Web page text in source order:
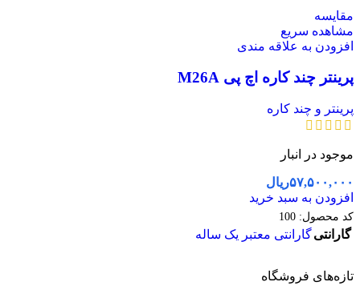
مقایسه
مشاهده سریع
افزودن به علاقه مندی
پرینتر چند کاره اچ پی M26A
پرینتر و چند کاره
موجود در انبار
۵۷,۵۰۰,۰۰۰ریال
افزودن به سبد خرید
کد محصول: 100
گارانتیگارانتی معتبر یک ساله
تازه‌های فروشگاه